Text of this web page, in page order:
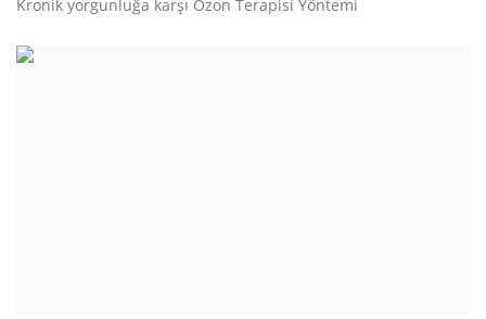
Kronik yorgunluğa karşı Ozon Terapisi Yöntemi